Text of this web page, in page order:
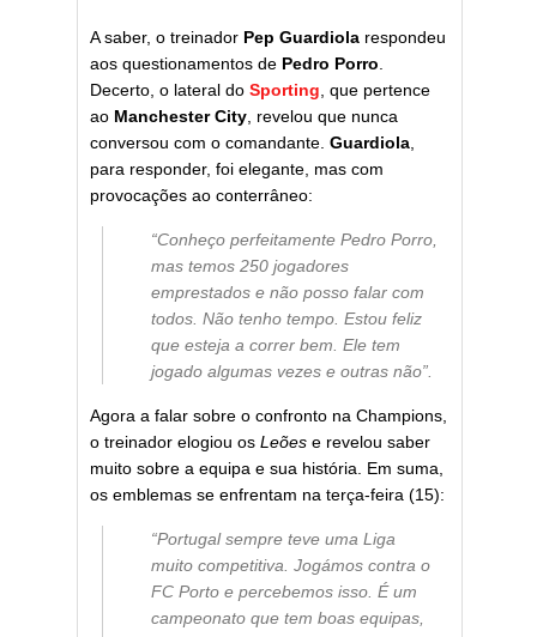
A saber, o treinador Pep Guardiola respondeu
aos questionamentos de Pedro Porro
Decerto, o lateral do Sporting , que pertence
ao Manchester City , revelou que nunca
conversou com o comandante. Guardiola
para responder, foi elegante, mas com
provocações ao conterrâneo:
“Conheço perfeitamente Pedro Porro,
mas temos 250 jogadores
emprestados e não posso falar com
todos. Não tenho tempo. Estou feliz
que esteja a correr bem. Ele tem
jogado algumas vezes e outras não”.
Agora a falar sobre o confronto na Champions,
o treinador elogiou os Leões e revelou saber
muito sobre a equipa e sua história. Em suma,
os emblemas se enfrentam na terça-feira (15):
“Portugal sempre teve uma Liga
muito competitiva. Jogámos contra o
FC Porto e percebemos isso. É um
campeonato que tem boas equipas,